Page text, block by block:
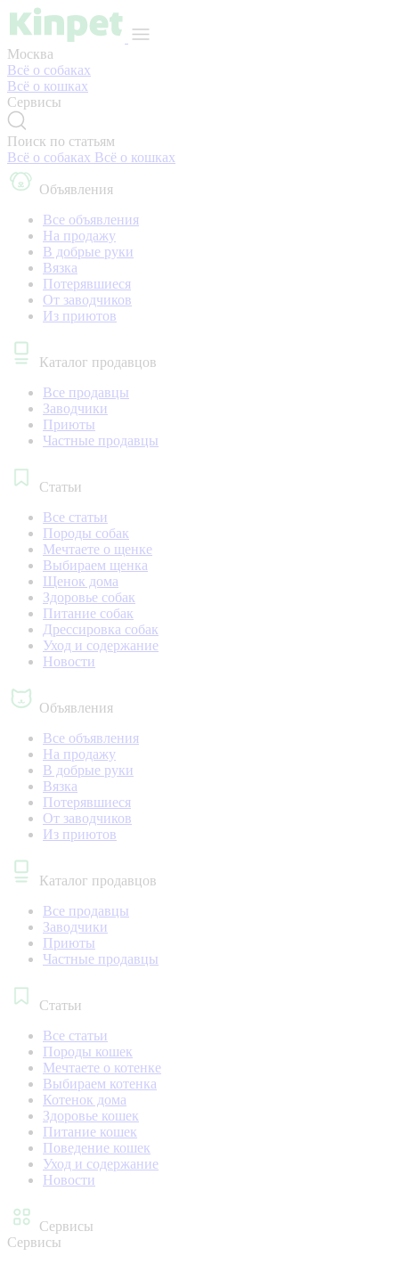
Москва
Всё о собаках
Всё о кошках
Сервисы
Поиск по статьям
Всё о собаках Всё о кошках
Объявления
Все объявления
На продажу
В добрые руки
Вязка
Потерявшиеся
От заводчиков
Из приютов
Каталог продавцов
Все продавцы
Заводчики
Приюты
Частные продавцы
Статьи
Все статьи
Породы собак
Мечтаете о щенке
Выбираем щенка
Щенок дома
Здоровье собак
Питание собак
Дрессировка собак
Уход и содержание
Новости
Объявления
Все объявления
На продажу
В добрые руки
Вязка
Потерявшиеся
От заводчиков
Из приютов
Каталог продавцов
Все продавцы
Заводчики
Приюты
Частные продавцы
Статьи
Все статьи
Породы кошек
Мечтаете о котенке
Выбираем котенка
Котенок дома
Здоровье кошек
Питание кошек
Поведение кошек
Уход и содержание
Новости
Сервисы
Сервисы